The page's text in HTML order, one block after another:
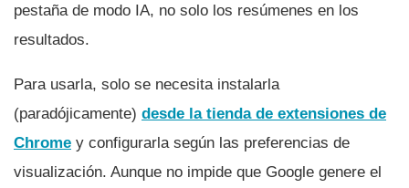
pestaña de modo IA, no solo los resúmenes en los
resultados.
Para usarla, solo se necesita instalarla
(paradójicamente) desde la tienda de extensiones de
Chrome y configurarla según las preferencias de
visualización. Aunque no impide que Google genere el